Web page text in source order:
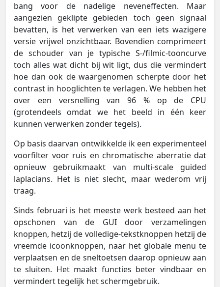
bang voor de nadelige neveneffecten. Maar
aangezien geklipte gebieden toch geen signaal
bevatten, is het verwerken van een iets wazigere
versie vrijwel onzichtbaar. Bovendien comprimeert
de schouder van je typische S-/filmic-tooncurve
toch alles wat dicht bij wit ligt, dus die vermindert
hoe dan ook de waargenomen scherpte door het
contrast in hooglichten te verlagen. We hebben het
over een versnelling van 96 % op de CPU
(grotendeels omdat we het beeld in één keer
kunnen verwerken zonder tegels).
Op basis daarvan ontwikkelde ik een experimenteel
voorfilter voor ruis en chromatische aberratie dat
opnieuw gebruikmaakt van multi-scale guided
laplacians. Het is niet slecht, maar wederom vrij
traag.
Sinds februari is het meeste werk besteed aan het
opschonen van de GUI door verzamelingen
knoppen, hetzij de volledige-tekstknoppen hetzij de
vreemde icoonknoppen, naar het globale menu te
verplaatsen en de sneltoetsen daarop opnieuw aan
te sluiten. Het maakt functies beter vindbaar en
vermindert tegelijk het schermgebruik.